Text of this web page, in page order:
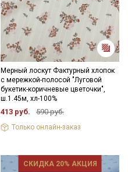
Мерный лоскут Фактурный хлопок
с мережкой-полосой "Луговой
букетик-коричневые цветочки",
ш.1.45м, хл-100%
413 руб. 590 руб.
Только онлайн-заказ
СКИДКА 20% АКЦИЯ